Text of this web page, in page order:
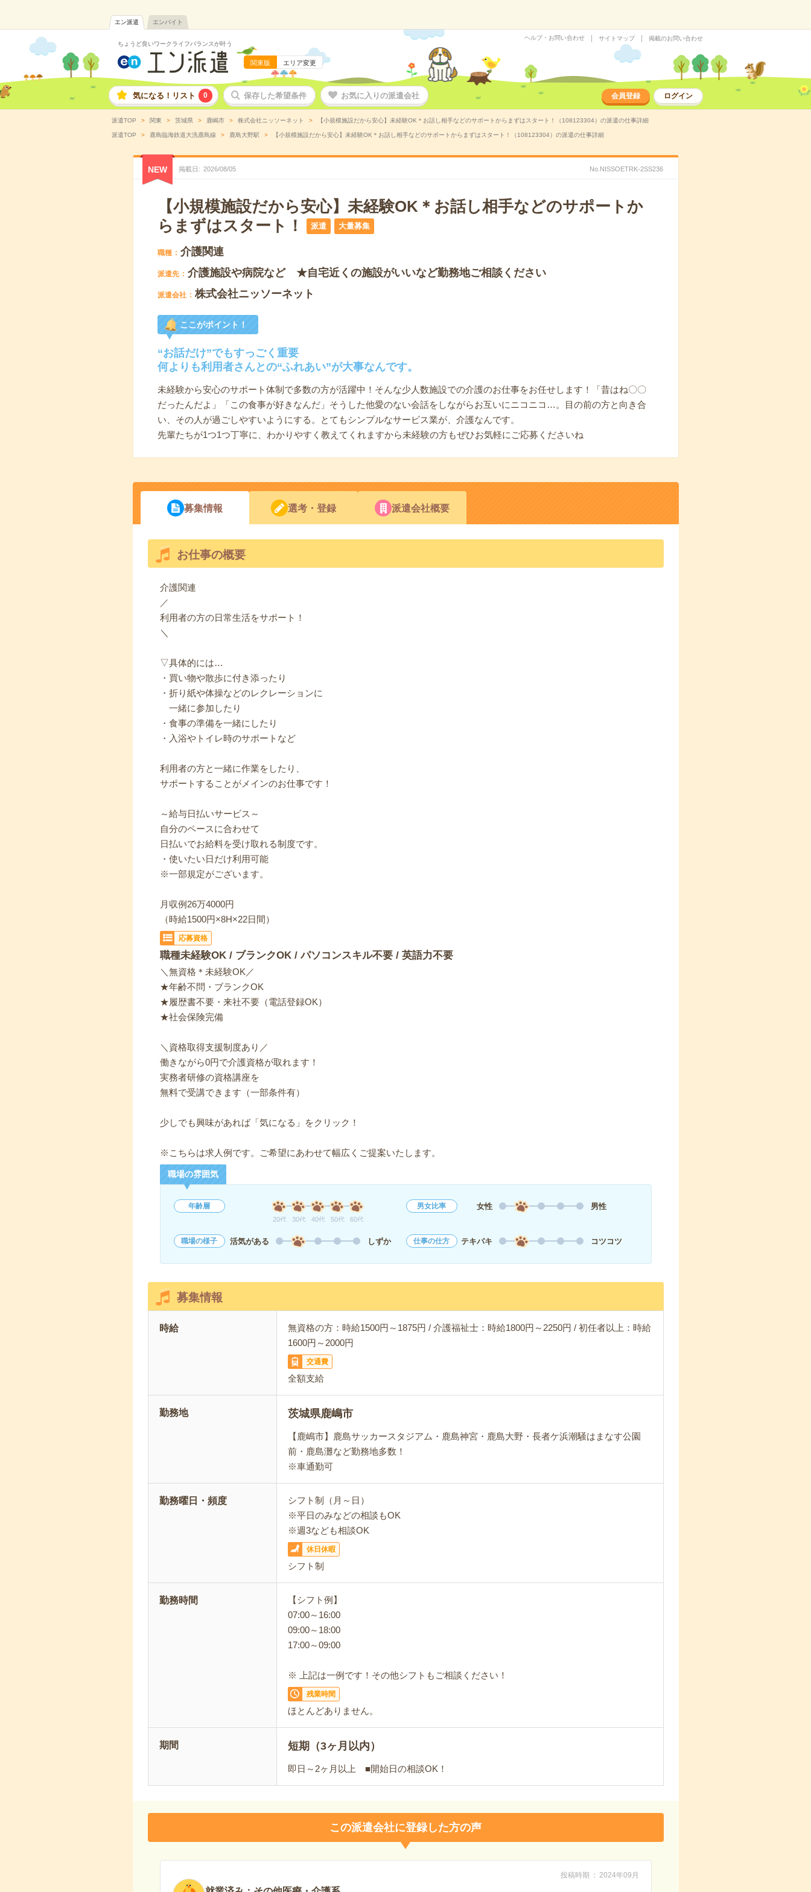
エン派遣 エンバイト
ちょうど良いワークライフバランスが叶う
関東版 エリア変更
ヘルプ・お問い合わせ サイトマップ 掲載のお問い合わせ
気になる！リスト 0 保存した希望条件 お気に入りの派遣会社 会員登録 ログイン
派遣TOP 関東 茨城県 鹿嶋市 株式会社ニッソーネット 【小規模施設だから安心】未経験OK＊お話し相手などのサポートからまずはスタート！（108123304）の派遣の仕事詳細
派遣TOP 鹿島臨海鉄道大洗鹿島線 鹿島大野駅 【小規模施設だから安心】未経験OK＊お話し相手などのサポートからまずはスタート！（108123304）の派遣の仕事詳細
NEW 掲載日 2026/08/05 No.NISSOETRK-2SS236
【小規模施設だから安心】未経験OK＊お話し相手などのサポートか
らまずはスタート！
派遣 大量募集
職種 介護関連
派遣先 介護施設や病院など ★自宅近くの施設がいいなど勤務地ご相談ください
派遣会社 株式会社ニッソーネット
ここがポイント！
“お話だけ”でもすっごく重要
何よりも利用者さんとの“ふれあい”が大事なんです。
未経験から安心のサポート体制で多数の方が活躍中！そんな少人数施設での介護のお仕事をお任せします！「昔はね〇〇
だったんだよ」「この食事が好きなんだ」そうした他愛のない会話をしながらお互いにニコニコ…。目の前の方と向き合
い、その人が過ごしやすいようにする。とてもシンプルなサービス業が、介護なんです。
先輩たちが1つ1つ丁寧に、わかりやすく教えてくれますから未経験の方もぜひお気軽にご応募くださいね
募集情報 選考・登録 派遣会社概要
お仕事の概要
介護関連
／
利用者の方の日常生活をサポート！
＼
▽具体的には…
・買い物や散歩に付き添ったり
・折り紙や体操などのレクレーションに
一緒に参加したり
・食事の準備を一緒にしたり
・入浴やトイレ時のサポートなど
利用者の方と一緒に作業をしたり、
サポートすることがメインのお仕事です！
～給与日払いサービス～
自分のペースに合わせて
日払いでお給料を受け取れる制度です。
・使いたい日だけ利用可能
※一部規定がございます。
月収例26万4000円
（時給1500円×8H×22日間）
応募資格
職種未経験OK / ブランクOK / パソコンスキル不要 / 英語力不要
＼無資格＊未経験OK／
★年齢不問・ブランクOK
★履歴書不要・来社不要（電話登録OK）
★社会保険完備
＼資格取得支援制度あり／
働きながら0円で介護資格が取れます！
実務者研修の資格講座を
無料で受講できます（一部条件有）
少しでも興味があれば「気になる」をクリック！
※こちらは求人例です。ご希望にあわせて幅広くご提案いたします。
職場の雰囲気
年齢層
20代 30代 40代 50代 60代
男女比率 女性 男性
職場の様子 活気がある しずか 仕事の仕方 テキパキ コツコツ
募集情報
時給
無資格の方：時給1500円～1875円 / 介護福祉士：時給1800円～2250円 / 初任者以上：時給
1600円～2000円
交通費
全額支給
勤務地 茨城県鹿嶋市
【鹿嶋市】鹿島サッカースタジアム・鹿島神宮・鹿島大野・長者ケ浜潮騒はまなす公園
前・鹿島灘など勤務地多数！
※車通勤可
勤務曜日・頻度
シフト制（月～日）
※平日のみなどの相談もOK
※週3なども相談OK
休日休暇
シフト制
勤務時間
【シフト例】
07:00～16:00
09:00～18:00
17:00～09:00
※ 上記は一例です！その他シフトもご相談ください！
残業時間
ほとんどありません。
期間 短期（3ヶ月以内）
即日～2ヶ月以上 ■開始日の相談OK！
この派遣会社に登録した方の声
投稿時期 2024年09月